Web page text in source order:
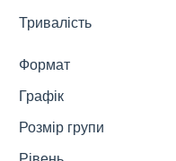
Тривалість
Формат
Графік
Розмір групи